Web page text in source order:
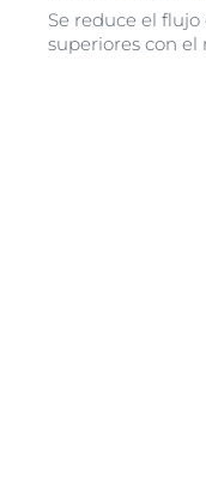
Se reduce el
superiores con el